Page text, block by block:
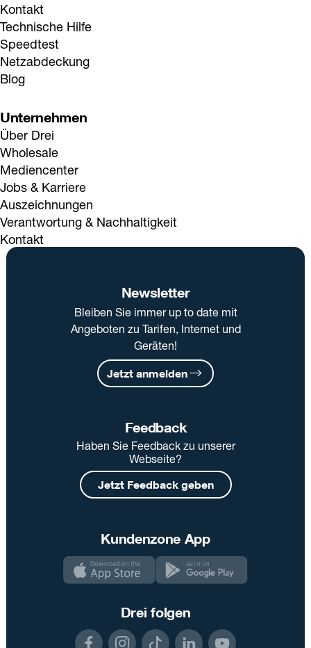
Kontakt
Technische Hilfe
Speedtest
Netzabdeckung
Blog
Unternehmen
Über Drei
Wholesale
Mediencenter
Jobs & Karriere
Auszeichnungen
Verantwortung & Nachhaltigkeit
Kontakt
Newsletter
Bleiben Sie immer up to date mit
Angeboten zu Tarifen, Internet und
Geräten!
Jetzt anmelden
Feedback
Haben Sie Feedback zu unserer
Webseite?
Jetzt Feedback geben
Kundenzone App
Drei folgen